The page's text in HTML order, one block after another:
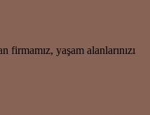
yaşam alanlarınızı